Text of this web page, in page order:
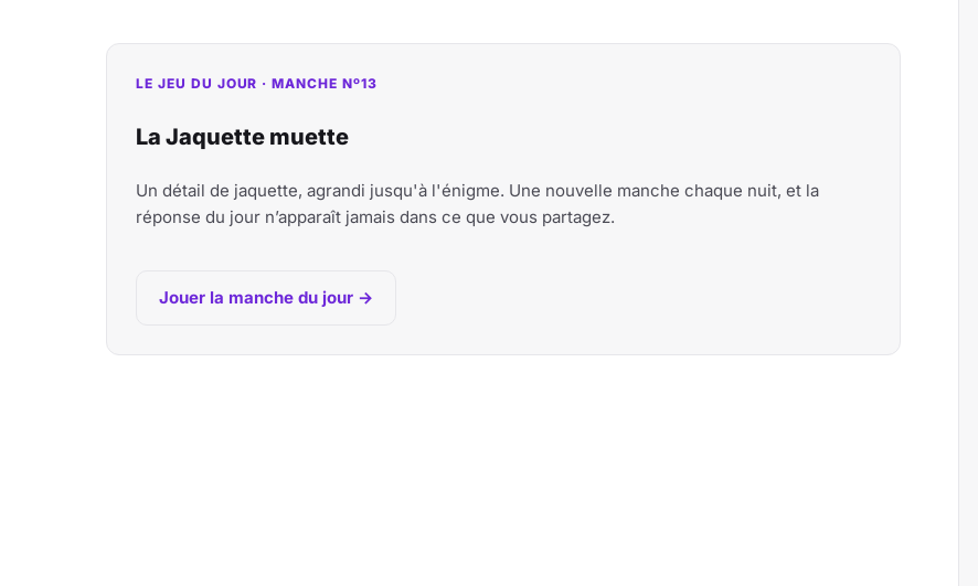
LE JEU DU JOUR · MANCHE Nº13
La Jaquette muette
Un détail de jaquette, agrandi jusqu'à l'énigme. Une nouvelle manche chaque nuit, et la
réponse du jour n’apparaît jamais dans ce que vous partagez.
Jouer la manche du jour →